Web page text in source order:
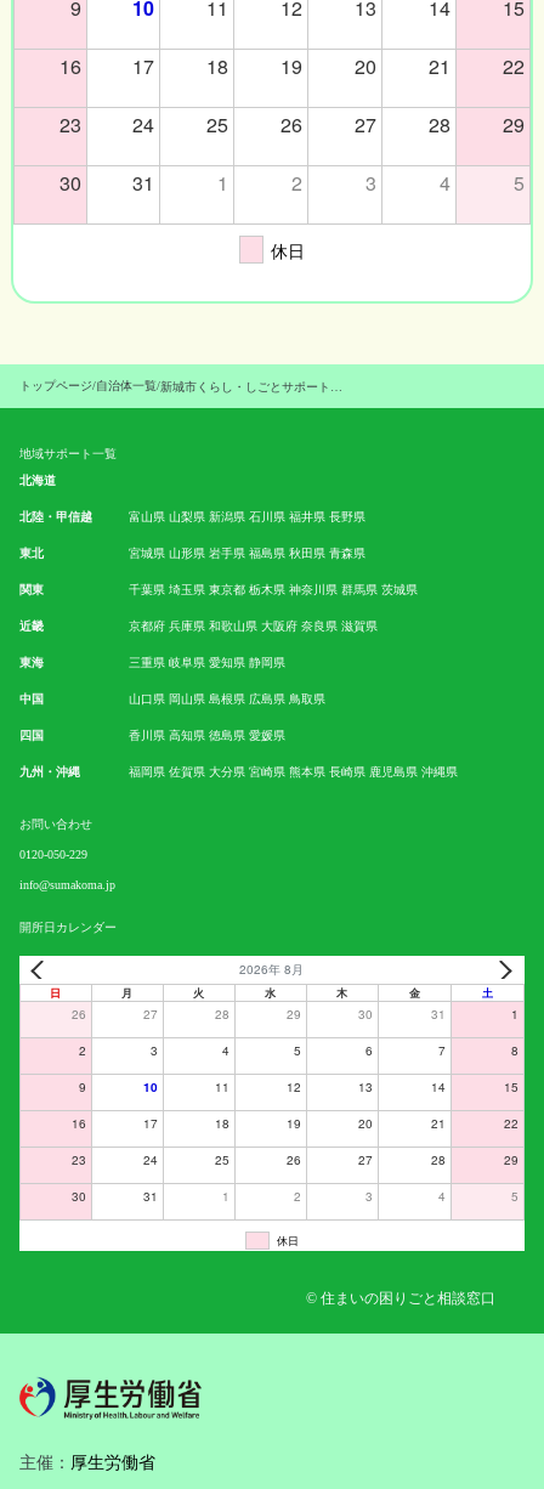
9 10 11 12 13 14 15
16 17 18 19 20 21 22
23 24 25 26 27 28 29
30 31 1 2 3 4 5
休日
トップページ/自治体一覧/
地域サポート一覧
北海道
北陸・甲信越 富山県 山梨県 新潟県 石川県 福井県 長野県
東北 宮城県 山形県 岩手県 福島県 秋田県 青森県
関東 千葉県 埼玉県 東京都 栃木県 神奈川県 群馬県 茨城県
近畿 京都府 兵庫県 和歌山県 大阪府 奈良県 滋賀県
東海 三重県 岐阜県 愛知県 静岡県
中国 山口県 岡山県 島根県 広島県 鳥取県
四国 香川県 高知県 徳島県 愛媛県
九州・沖縄 福岡県 佐賀県 大分県 宮崎県 熊本県 長崎県 鹿児島県 沖縄県
お問い合わせ
0120-050-229
info@sumakoma.jp
開所日カレンダー
2026年 8月
日 月 火 水 木 金 土
26 27 28 29 30 31 1
2 3 4 5 6 7 8
9 10 11 12 13 14 15
16 17 18 19 20 21 22
23 24 25 26 27 28 29
30 31 1 2 3 4 5
休日
© 住まいの困りごと相談窓口
主催： 厚生労働省